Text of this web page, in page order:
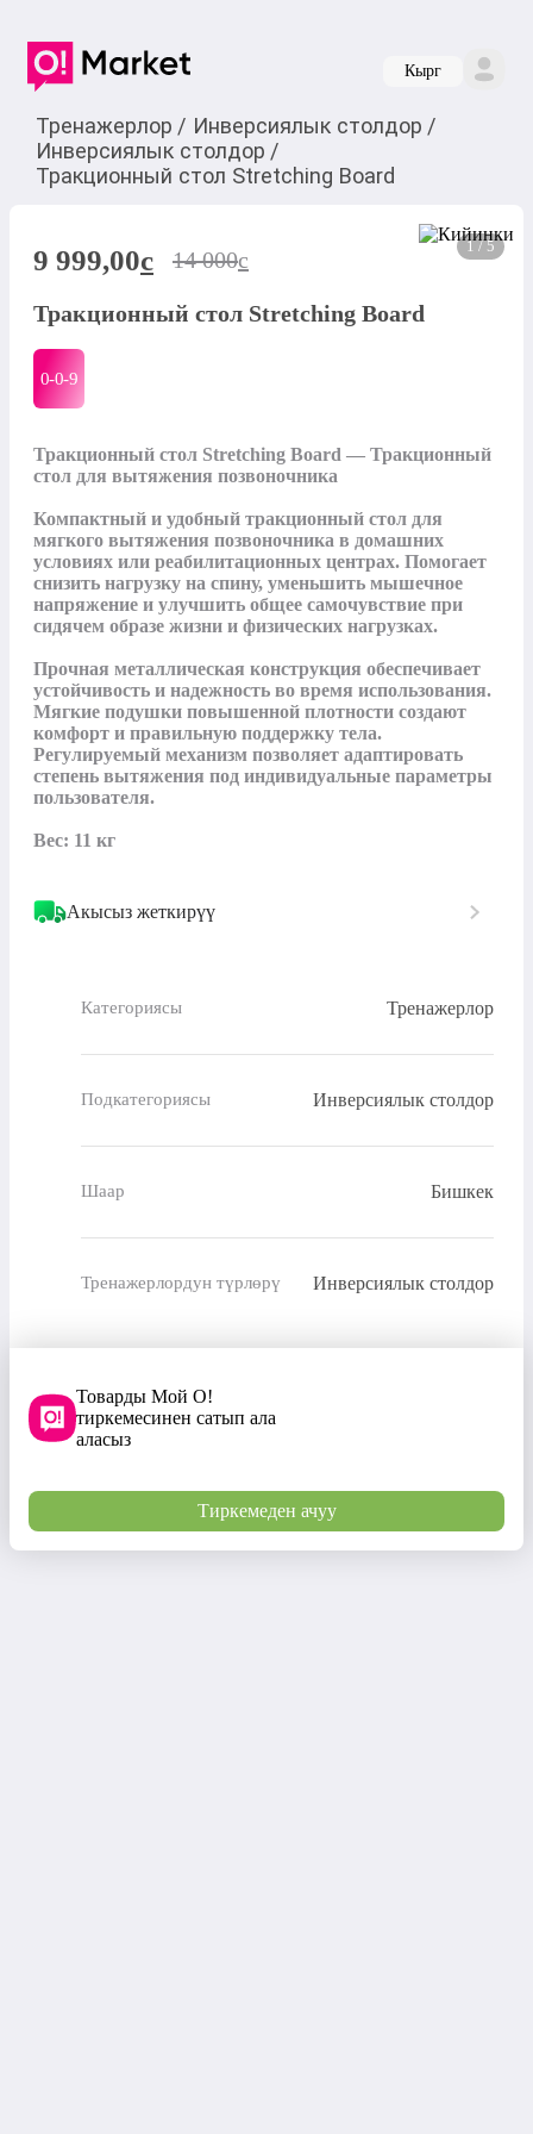
Кырг
Тренажерлор / Инверсиялык столдор /
Инверсиялык столдор /
Тракционный стол Stretching Board
1 / 5
9 999,00c 14 000c
Тракционный стол Stretching Board
0-0-9
Тракционный стол Stretching Board — Тракционный
стол для вытяжения позвоночника
Компактный и удобный тракционный стол для
мягкого вытяжения позвоночника в домашних
условиях или реабилитационных центрах. Помогает
снизить нагрузку на спину, уменьшить мышечное
напряжение и улучшить общее самочувствие при
сидячем образе жизни и физических нагрузках.
Прочная металлическая конструкция обеспечивает
устойчивость и надежность во время использования.
Мягкие подушки повышенной плотности создают
комфорт и правильную поддержку тела.
Регулируемый механизм позволяет адаптировать
степень вытяжения под индивидуальные параметры
пользователя.
Вес: 11 кг
Акысыз жеткирүү
Категориясы Тренажерлор
Подкатегориясы Инверсиялык столдор
Шаар Бишкек
Тренажерлордун түрлөрү Инверсиялык столдор
Товарды Мой О!
тиркемесинен сатып ала
аласыз
Тиркемеден ачуу